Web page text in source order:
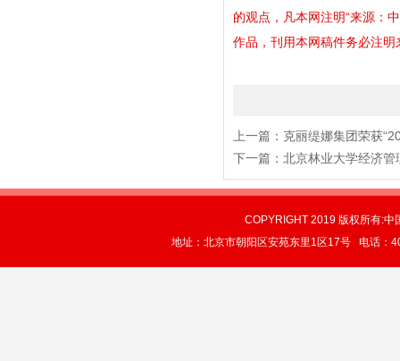
的观点，凡本网注明“来源：
作品，刊用本网稿件务必注
上一篇： 克丽缇娜集团荣获
下一篇： 北京林业大学经济
COPYRIGHT 2019 版权所有:
地址：北京市朝阳区安苑东里1区17号 电话